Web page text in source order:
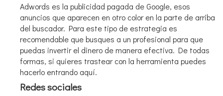
Adwords es la publicidad pagada de Google, esos
anuncios que aparecen en otro color en la parte de arriba
del buscador. Para este tipo de estrategia es
recomendable que busques a un profesional para que
puedas invertir el dinero de manera efectiva. De todas
formas, si quieres trastear con la herramienta puedes
hacerlo entrando aquí.
Redes sociales